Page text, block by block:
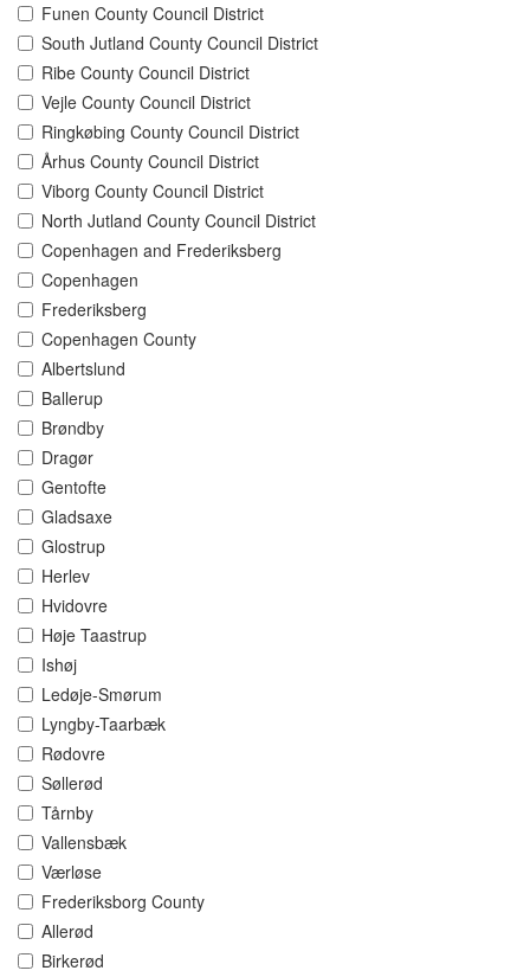
Funen County Council District
South Jutland County Council District
Ribe County Council District
Vejle County Council District
Ringkøbing County Council District
Århus County Council District
Viborg County Council District
North Jutland County Council District
Copenhagen and Frederiksberg
Copenhagen
Frederiksberg
Copenhagen County
Albertslund
Ballerup
Brøndby
Dragør
Gentofte
Gladsaxe
Glostrup
Herlev
Hvidovre
Høje Taastrup
Ishøj
Ledøje-Smørum
Lyngby-Taarbæk
Rødovre
Søllerød
Tårnby
Vallensbæk
Værløse
Frederiksborg County
Allerød
Birkerød